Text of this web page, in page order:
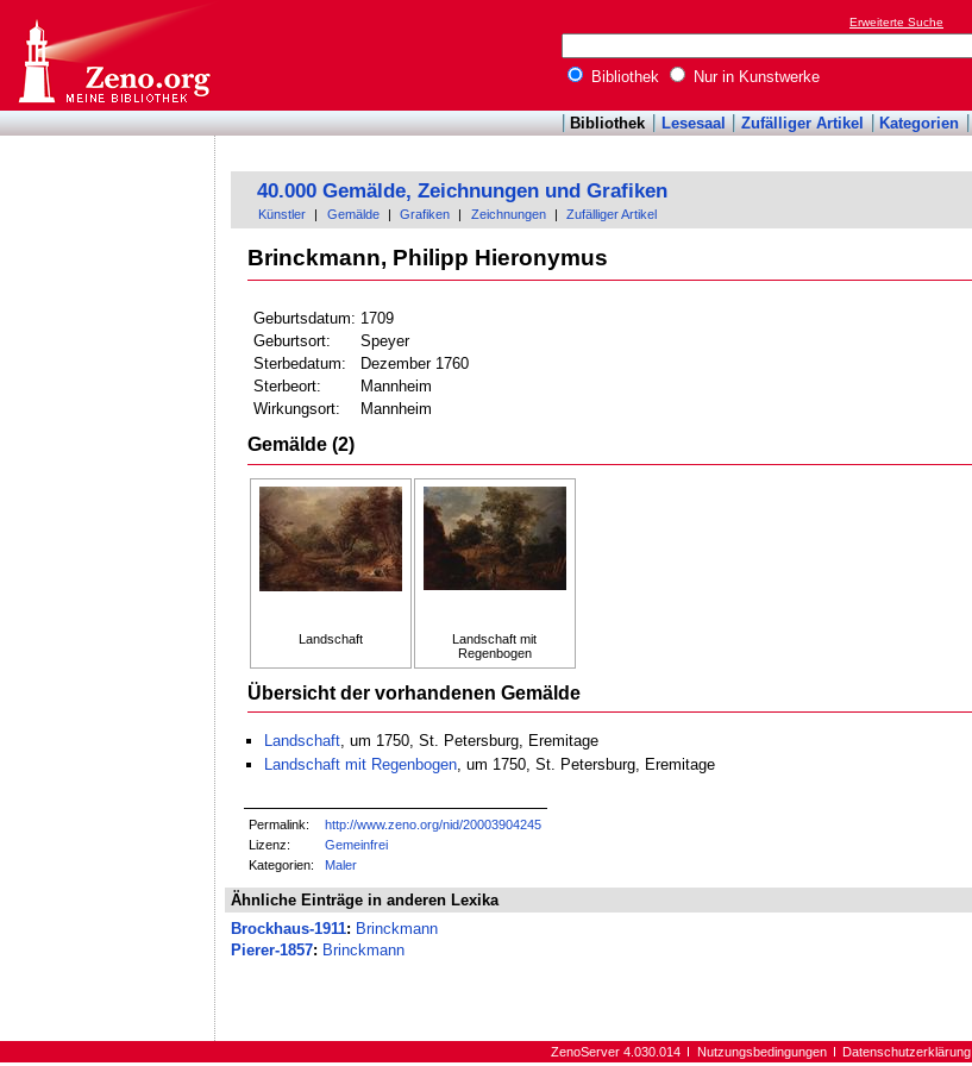
Erweiterte Suche
Bibliothek Nur in Kunstwerke
Bibliothek Lesesaal Zufälliger Artikel Kategorien
40.000 Gemälde, Zeichnungen und Grafiken
Künstler Gemälde Grafiken Zeichnungen Zufälliger Artikel
Brinckmann, Philipp Hieronymus
Geburtsdatum: 1709
Geburtsort:
Speyer
Sterbedatum:
Dezember 1760
Sterbeort:
Mannheim
Wirkungsort:
Mannheim
Gemälde (2)
Landschaft
Landschaft mit
Regenbogen
Übersicht der vorhandenen Gemälde
Landschaft, um 1750, St. Petersburg, Eremitage
Landschaft mit Regenbogen, um 1750, St. Petersburg, Eremitage
Permalink:
http://www.zeno.org/nid/20003904245
Lizenz:
Gemeinfrei
Kategorien:
Maler
Ähnliche Einträge in anderen Lexika
Brockhaus-1911: Brinckmann
Pierer-1857: Brinckmann
ZenoServer 4.030.014 Nutzungsbedingungen Datenschutzerklärung